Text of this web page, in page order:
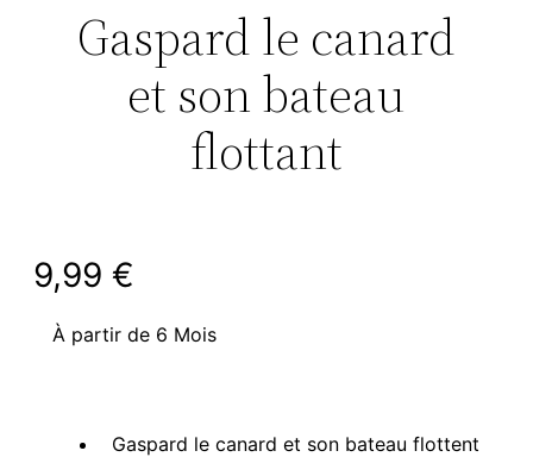
Gaspard le canard
et son bateau
flottant
9,99 €
À partir de 6 Mois
Gaspard le canard et son bateau flottent